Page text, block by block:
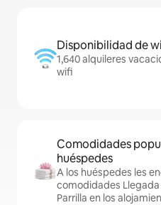
Disponibilidad de
1,640 alquileres
wifi
Comodidades
huéspedes
A los huéspedes les
comodidades
Parrilla en los